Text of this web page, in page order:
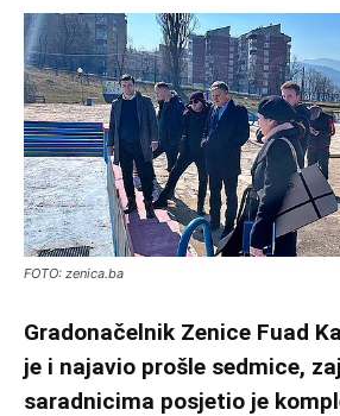
FOTO: zenica.ba
Gradonačelnik Zenice Fuad
je i najavio prošle sedmice,
saradnicima posjetio je